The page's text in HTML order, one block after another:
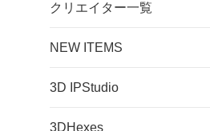
クリエイター一覧
NEW ITEMS
3D IPStudio
3DHexes